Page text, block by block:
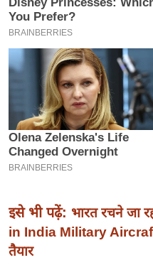
इ
म
ई
-
र
मि
सा
बे
मि
सा
इसे भी पढ़ें: भारत रचने जा
in India Military
तैयार